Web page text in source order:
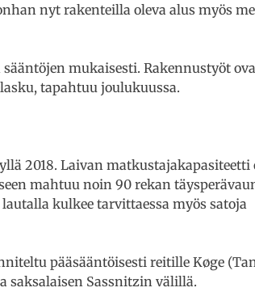
nyt rakenteilla oleva alus myös
mukaisesti. Rakennustyöt
tapahtuu joulukuussa.
2018. Laivan matkustajakapasiteetti
mahtuu noin 90 rekan
kulkee tarvittaessa myös satoja
pääsääntöisesti reitille Køge
saksalaisen Sassnitzin välillä.